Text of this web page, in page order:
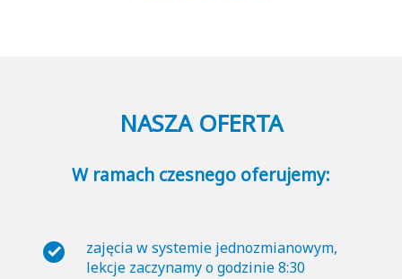
NASZA OFERTA
W ramach czesnego oferujemy:
zajęcia w systemie jednozmianowym,
lekcje zaczynamy o godzinie 8:30